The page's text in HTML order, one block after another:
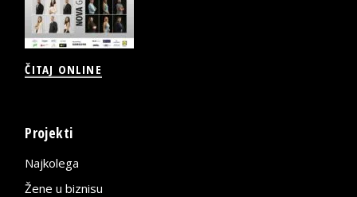
ČITAJ ONLINE
Projekti
Najkolega
Žene u biznisu